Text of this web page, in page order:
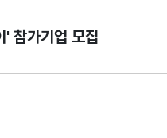
참가기업 모집